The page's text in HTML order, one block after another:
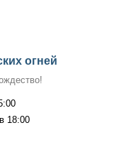
огней
18:00